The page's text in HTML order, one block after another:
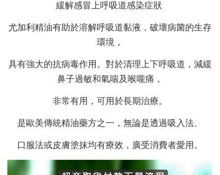
緩解感冒上呼吸道感染症狀
尤加利精油有助於溶解呼吸道黏液，破壞病菌的生存
環境，
具有強大的抗病毒作用。對於清理上下呼吸道，減緩
鼻子過敏和氣喘及喉嚨痛，
非常有用，可用於長期治療。
是歐美傳統精油藥方之一，無論是透過吸入法、
口服法或皮膚塗抹均有療效， 廣受消費者愛用。